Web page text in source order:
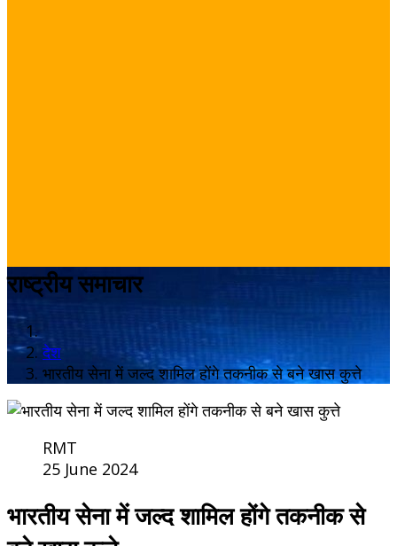
राष्ट्रीय समाचार
देश
भारतीय सेना में जल्द शामिल होंगे तकनीक से बने खास कुत्ते
RMT
25 June 2024
भारतीय सेना में जल्द शामिल होंगे तकनीक से